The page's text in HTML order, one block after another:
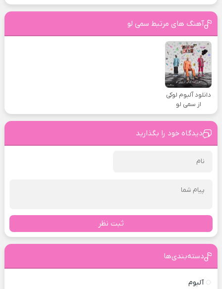
آهنگ های مرتبط سمی لو
دانلود آلبوم لوکی
از سمی لو
دیدگاه خود را بگذارید
ثبت نظر
دسته‌بندی‌ها
آلبوم